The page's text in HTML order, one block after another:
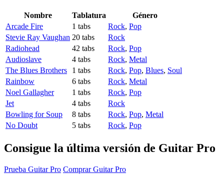
Nombre Tablatura
Género
Arcade Fire
1 tabs Rock, Pop
Stevie Ray Vaughan 20 tabs
Rock
Radiohead
42 tabs Rock, Pop
Audioslave
4 tabs Rock, Metal
The Blues Brothers
1 tabs Rock, Pop, Blues, Soul
Rainbow
6 tabs Rock, Metal
Noel Gallagher
1 tabs Rock, Pop
Jet
4 tabs
Rock
Bowling for Soup
8 tabs Rock, Pop, Metal
No Doubt
5 tabs Rock, Pop
Consigue la última versión de Guitar Pro
Prueba Guitar Pro Comprar Guitar Pro